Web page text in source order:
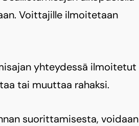
Voittajille ilmoitetaan
yhteydessä ilmoitetut
tai muuttaa rahaksi.
suorittamisesta, voidaan